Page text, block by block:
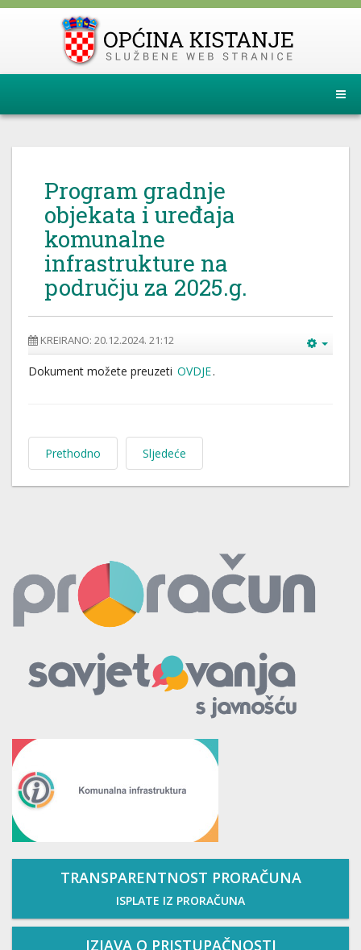
Program gradnje
objekata i uređaja
komunalne
infrastrukture na
području za 2025.g.
KREIRANO: 20.12.2024. 21:12
Dokument možete preuzeti OVDJE.
Prethodno Sljedeće
TRANSPARENTNOST PRORAČUNA
ISPLATE IZ PRORAČUNA
IZJAVA O PRISTUPAČNOSTI